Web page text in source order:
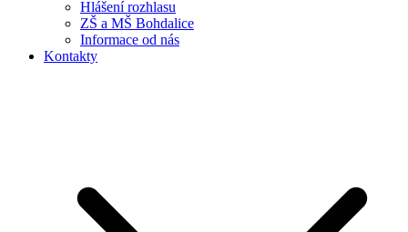
Hlášení rozhlasu
ZŠ a MŠ Bohdalice
Informace od nás
Kontakty